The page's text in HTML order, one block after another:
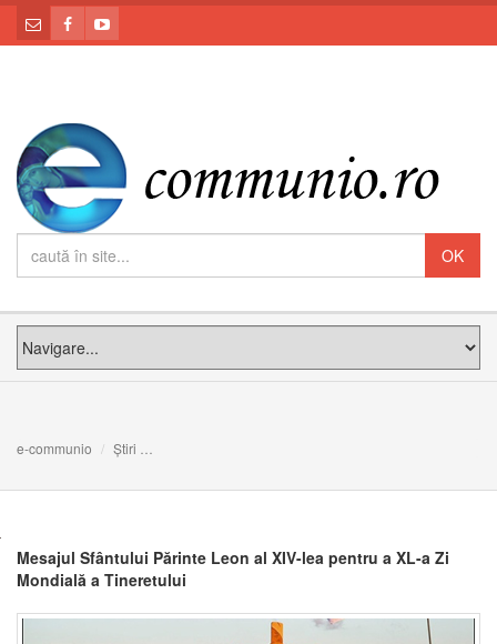
e-communio Știri
Mesajul Sfântului Părinte Leon al XIV-lea pentru a XL-a Zi
Mondială a Tineretului